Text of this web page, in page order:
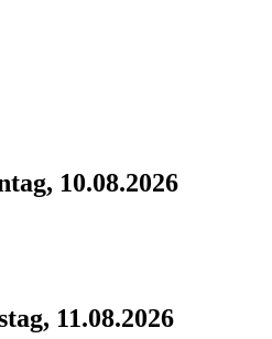
10.08.2026
11.08.2026